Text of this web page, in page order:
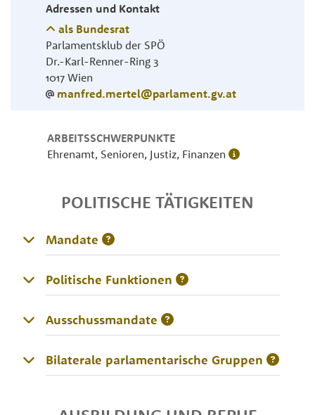
Adressen und Kontakt
als Bundesrat
Parlamentsklub der SPÖ
Dr.-Karl-Renner-Ring 3
1017 Wien
manfred.mertel@parlament.gv.at
ARBEITSSCHWERPUNKTE
Ehrenamt, Senioren, Justiz, Finanzen
POLITISCHE TÄTIGKEITEN
Mandate
Politische Funktionen
Ausschussmandate
Bilaterale parlamentarische Gruppen